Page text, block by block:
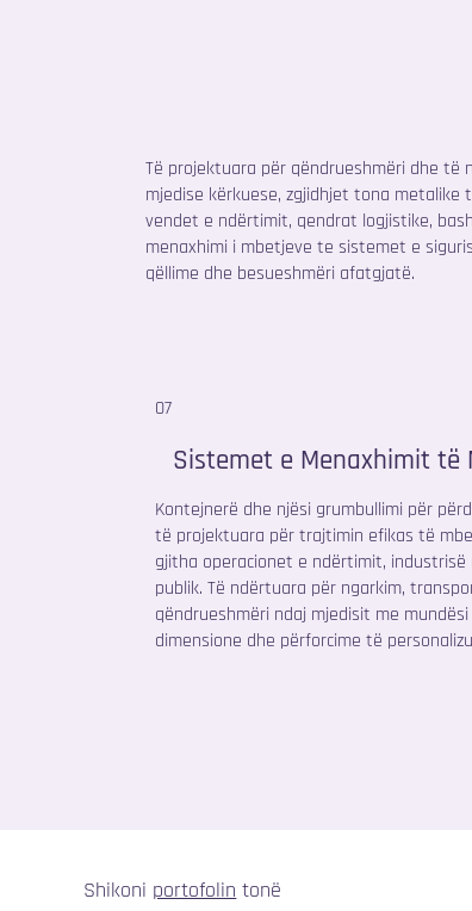
Të projektuara për qëndrueshmëri dhe të
mjedise kërkuese, zgjidhjet tona
vendet e ndërtimit, qendrat logjistike,
menaxhimi i mbetjeve te sistemet e
qëllime dhe besueshmëri afatgjatë.
07
Sistemet e Menaxhimit të
Kontejnerë dhe njësi grumbullimi për
të projektuara për trajtimin efikas të
gjitha operacionet e ndërtimit,
publik. Të ndërtuara për ngarkim,
qëndrueshmëri ndaj mjedisit me
dimensione dhe përforcime të
Shikoni portofolin tonë